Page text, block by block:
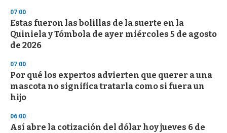
s
e
c
o
n
07:00
Estas fueron las bolillas de la suerte en la
Quiniela y Tómbola de ayer miércoles 5 de agosto
de 2026
07:00
Por qué los expertos advierten que querer a una
mascota no significa tratarla como si fuera un
hijo
06:00
Así abre la cotización del dólar hoy jueves 6 de